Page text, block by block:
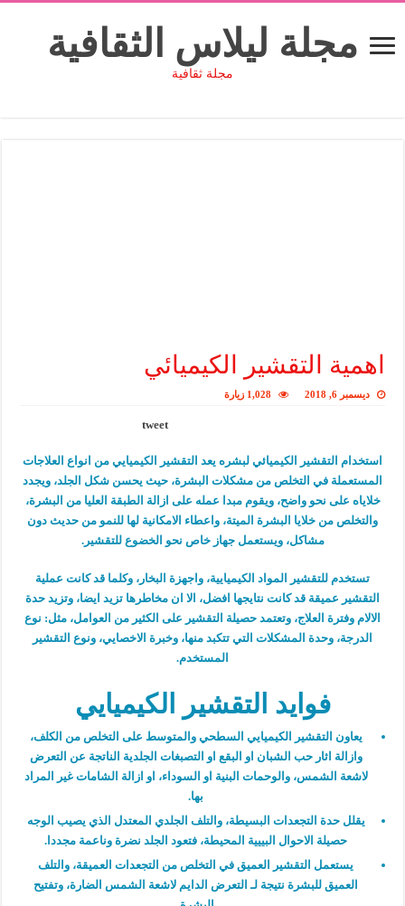
مجلة ليلاس الثقافية
مجلة ثقافية
اهمية التقشير الكيميائي
ديسمبر 6, 2018 1,028 زيارة
tweet
استخدام التقشير الكيميائي لبشره يعد التقشير الكيميايي من انواع العلاجات
المستعملة في التخلص من مشكلات البشرة، حيث يحسن شكل الجلد، ويجدد
خلاياه على نحو واضح، ويقوم مبدا عمله على ازالة الطبقة العليا من البشرة،
والتخلص من خلايا البشرة الميتة، واعطاء الامكانية لها للنمو من حديث دون
مشاكل، ويستعمل جهاز خاص نحو الخضوع للتقشير.
تستخدم للتقشير المواد الكيميايية، واجهزة البخار، وكلما قد كانت عملية
التقشير عميقة قد كانت نتايجها افضل، الا ان مخاطرها تزيد ايضا، وتزيد حدة
الالام وفترة العلاج، وتعتمد حصيلة التقشير على الكثير من العوامل، مثل: نوع
الدرجة، وحدة المشكلات التي تتكبد منها، وخبرة الاخصايي، ونوع التقشير
المستخدم.
فوايد التقشير الكيميايي
يعاون التقشير الكيميايي السطحي والمتوسط على التخلص من الكلف،
وازالة اثار حب الشبان او البقع او التصبغات الجلدية الناتجة عن التعرض
لاشعة الشمس، والوحمات البنية او السوداء، او ازالة الشامات غير المراد
بها.
يقلل حدة التجعدات البسيطة، والتلف الجلدي المعتدل الذي يصيب الوجه
حصيلة الاحوال البييية المحيطة، فتعود الجلد نضرة وناعمة مجددا.
يستعمل التقشير العميق في التخلص من التجعدات العميقة، والتلف
العميق للبشرة نتيجة لـ التعرض الدايم لاشعة الشمس الضارة، وتفتيح